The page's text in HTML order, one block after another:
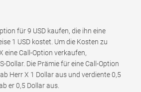
für 9 USD kaufen, die ihn eine
1 USD kostet. Um die Kosten zu
eine Call-Option verkaufen,
Dollar. Die Prämie für eine Call-Option
Herr X 1 Dollar aus und verdiente 0,5
er 0,5 Dollar aus.